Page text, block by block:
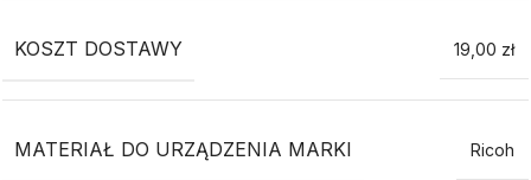
KOSZT DOSTAWY 19,00 zł
MATERIAŁ DO URZĄDZENIA MARKI Ricoh